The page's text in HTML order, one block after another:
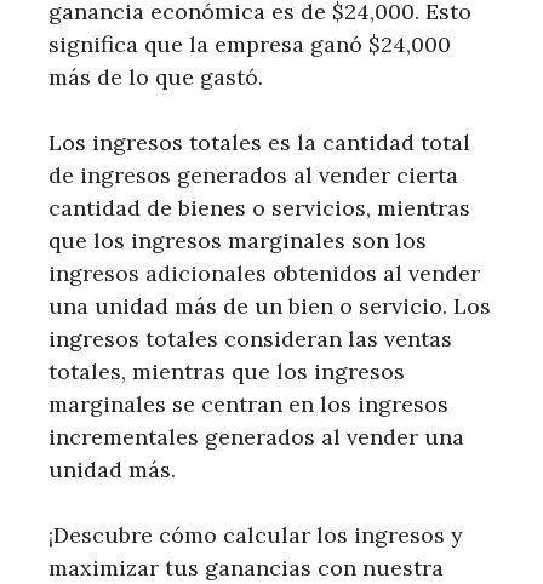
ganancia económica es de $24,000. Esto
significa que la empresa ganó $24,000
más de lo que gastó.
Los ingresos totales es la cantidad total
de ingresos generados al vender cierta
cantidad de bienes o servicios, mientras
que los ingresos marginales son los
ingresos adicionales obtenidos al vender
una unidad más de un bien o servicio. Los
ingresos totales consideran las ventas
totales, mientras que los ingresos
marginales se centran en los ingresos
incrementales generados al vender una
unidad más.
¡Descubre cómo calcular los ingresos y
maximizar tus ganancias con nuestra